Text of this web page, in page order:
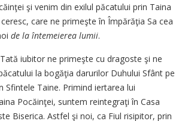
şi venim din exilul păcatului prin Taina
care ne primeşte în Împărăţia Sa cea
de la întemeierea lumii.
iubitor ne primeşte cu dragoste şi ne
la bogăţia darurilor Duhului Sfânt pe
Sfintele Taine. Primind iertarea lui
Pocăinţei, suntem reintegraţi în Casa
Biserica. Astfel şi noi, ca Fiul risipitor, prin